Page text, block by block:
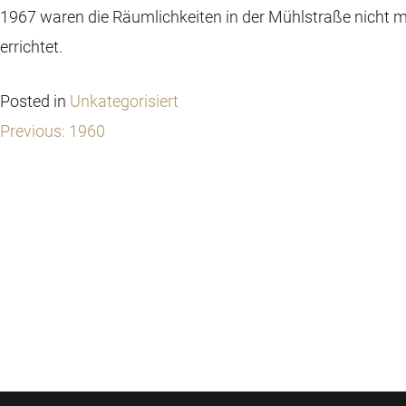
1967 waren die Räumlichkeiten in der Mühlstraße nicht
errichtet.
Posted in Unkategorisiert
Beitragsnavigation
Previous: 1960